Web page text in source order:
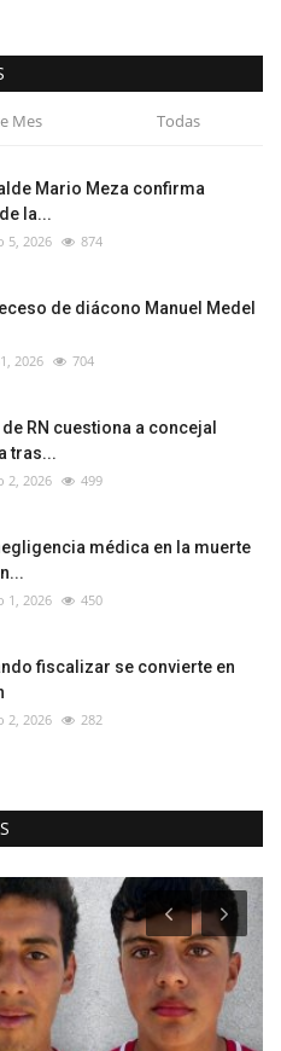
Mes Todas
Mario Meza confirma
la...
5, 2026 874
de diácono Manuel Medel
2026 704
RN cuestiona a concejal
tras...
2, 2026 499
médica en la muerte
1, 2026 450
fiscalizar se convierte en
2, 2026 282